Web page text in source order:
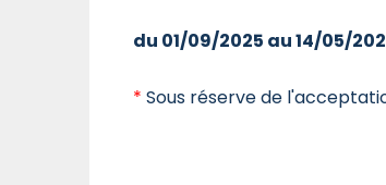
du 01/09/2025 au 14/05/
* Sous réserve de